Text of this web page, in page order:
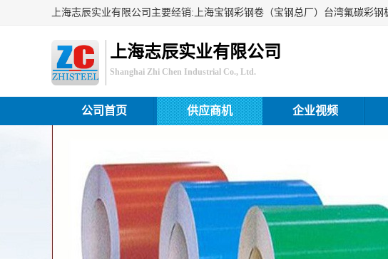
上海志辰实业有限公司
Shanghai Zhi Chen Industrial Co., Ltd.
公司首页 供应商机 企业视频